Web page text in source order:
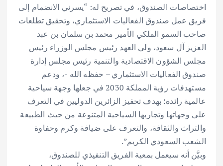
اختصاصات الصندوق، في تصريح له: “يسرني الانضمام إلى
فريق عمل صندوق الفعاليات الاستثماري، وتحقيق تطلعات
صاحب السمو الملكي الأمير محمد بن سلمان بن عبد
العزيز آل سعود، ولي العهد رئيس مجلس الوزراء رئيس
مجلس الشؤون الاقتصادية والتنمية رئيس مجلس إدارة
صندوق الفعاليات الاستثماري – حفظه الله -، ودعم
مستهدفات رؤية المملكة 2030 في جعلها وجهة سياحية
عالمية رائدة؛ بهدف تحفيز الزائرين الدوليين في التعرف
على وجهاتها وتجاربها السياحية المتنوعة من حيث الطبيعة
والتراث والثقافة، والتعرف على ضيافة وكرم وحفاوة
الشعب السعودي الكريم”.
وبيَّن أنه سيعمل بمعية الفريق التنفيذي للصندوق،